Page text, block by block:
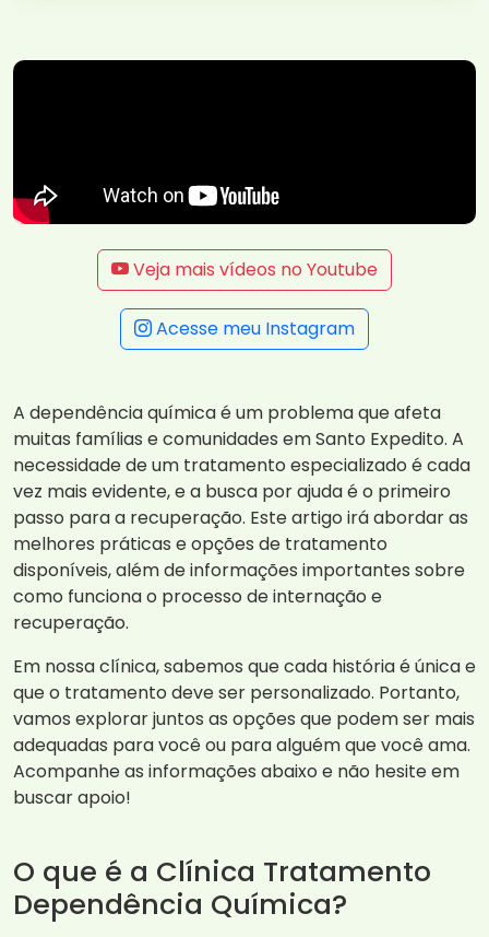
Veja mais vídeos no Youtube
Acesse meu Instagram
A dependência química é um problema que afeta
muitas famílias e comunidades em Santo Expedito. A
necessidade de um tratamento especializado é cada
vez mais evidente, e a busca por ajuda é o primeiro
passo para a recuperação. Este artigo irá abordar as
melhores práticas e opções de tratamento
disponíveis, além de informações importantes sobre
como funciona o processo de internação e
recuperação.
Em nossa clínica, sabemos que cada história é única e
que o tratamento deve ser personalizado. Portanto,
vamos explorar juntos as opções que podem ser mais
adequadas para você ou para alguém que você ama.
Acompanhe as informações abaixo e não hesite em
buscar apoio!
O que é a Clínica Tratamento
Dependência Química?